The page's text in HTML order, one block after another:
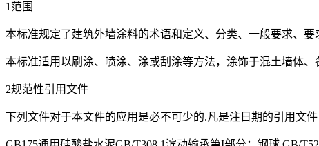
1范围
本标准规定了建筑外墙涂料的术语和定义、分类、一般要求、要
本标准适用以刷涂、喷涂、涂或刮涂等方法，涂饰于混土墙体
2规范性引用文件
下列文件对于本文件的应用是必不可少的.凡是注日期的引用文